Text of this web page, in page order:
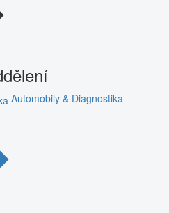
Automobily & Diagnostika